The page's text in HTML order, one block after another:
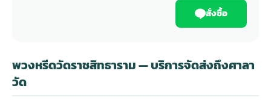
สั่งซื้อ
พวงหรีดวัดราชสิทธาราม — บริการจัดส่งถึงศาลา
วัด